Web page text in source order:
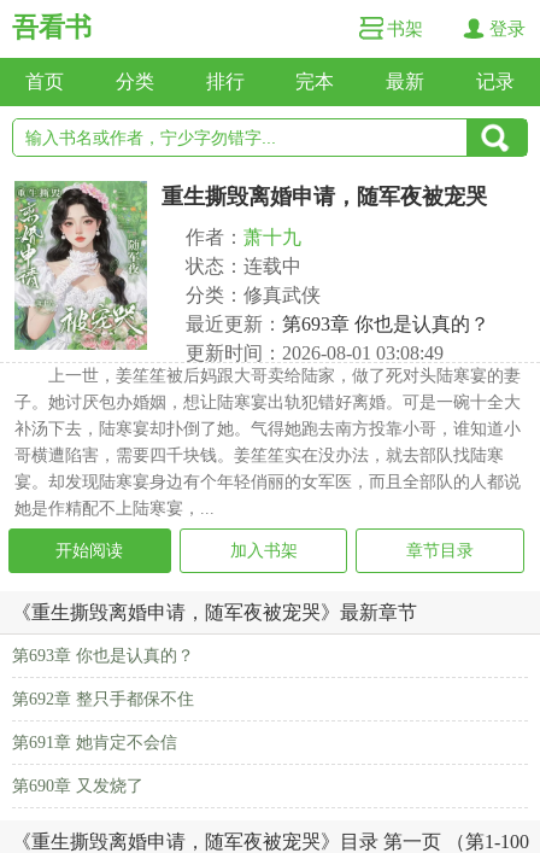
吾看书 书架 登录
首页 分类 排行 完本 最新 记录
重生撕毁离婚申请，随军夜被宠哭
作者： 萧十九
状态：连载中
分类：修真武侠
最近更新： 第693章 你也是认真的？
更新时间：2026-08-01 03:08:49
上一世，姜笙笙被后妈跟大哥卖给陆家，做了死对头陆寒宴的妻
子。她讨厌包办婚姻，想让陆寒宴出轨犯错好离婚。可是一碗十全大
补汤下去，陆寒宴却扑倒了她。气得她跑去南方投靠小哥，谁知道小
哥横遭陷害，需要四千块钱。姜笙笙实在没办法，就去部队找陆寒
宴。却发现陆寒宴身边有个年轻俏丽的女军医，而且全部队的人都说
她是作精配不上陆寒宴，...
开始阅读 加入书架 章节目录
《重生撕毁离婚申请，随军夜被宠哭》最新章节
第693章 你也是认真的？
第692章 整只手都保不住
第691章 她肯定不会信
第690章 又发烧了
《重生撕毁离婚申请，随军夜被宠哭》目录 第一页 （第1-100